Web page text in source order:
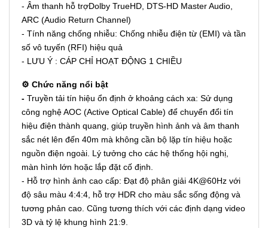
- Âm thanh hỗ trợDolby TrueHD, DTS-HD Master Audio,
ARC (Audio Return Channel)
- Tính năng chống nhiễu: Chống nhiễu điện từ (EMI) và tần
số vô tuyến (RFI) hiệu quả
- LƯU Ý : CÁP CHỈ HOẠT ĐỘNG 1 CHIỀU
⚙️ Chức năng nổi bật
- Truyền tải tín hiệu ổn định ở khoảng cách xa: Sử dụng
công nghệ AOC (Active Optical Cable) để chuyển đổi tín
hiệu điện thành quang, giúp truyền hình ảnh và âm thanh
sắc nét lên đến 40m mà không cần bộ lặp tín hiệu hoặc
nguồn điện ngoài. Lý tưởng cho các hệ thống hội nghị,
màn hình lớn hoặc lắp đặt cố định.
- Hỗ trợ hình ảnh cao cấp: Đạt độ phân giải 4K@60Hz với
độ sâu màu 4:4:4, hỗ trợ HDR cho màu sắc sống động và
tương phản cao. Cũng tương thích với các định dạng video
3D và tỷ lệ khung hình 21:9.